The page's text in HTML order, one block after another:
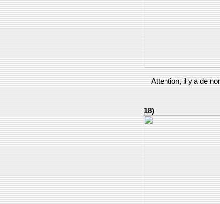
Attention, il y a de
18)